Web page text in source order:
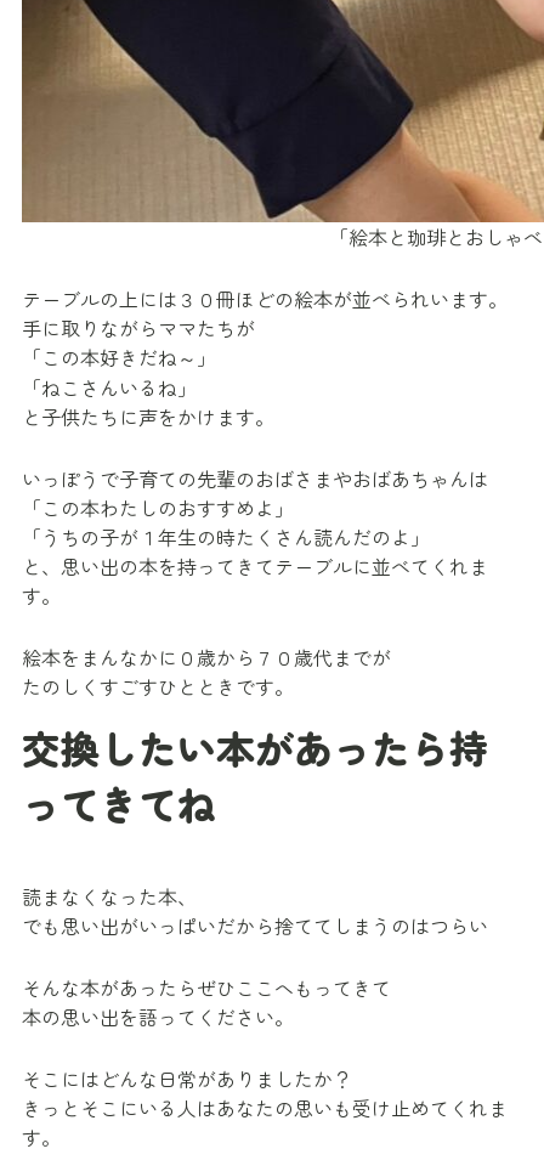
「絵本と珈琲とおしゃ
テーブルの上には３０冊ほどの絵本が並べられいます。
手に取りながらママたちが
「この本好きだね～」
「ねこさんいるね」
と子供たちに声をかけます。
いっぽうで子育ての先輩のおばさまやおばあちゃんは
「この本わたしのおすすめよ」
「うちの子が１年生の時たくさん読んだのよ」
と、思い出の本を持ってきてテーブルに並べてくれま
す。
絵本をまんなかに０歳から７０歳代までが
たのしくすごすひとときです。
交換したい本があったら持
ってきてね
読まなくなった本、
でも思い出がいっぱいだから捨ててしまうのはつらい
そんな本があったらぜひここへもってきて
本の思い出を語ってください。
そこにはどんな日常がありましたか？
きっとそこにいる人はあなたの思いも受け止めてくれま
す。